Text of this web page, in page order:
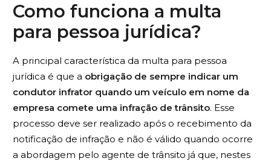
Como funciona a multa
para pessoa jurídica?
A principal característica da multa para pessoa
jurídica é que a obrigação de sempre indicar um
condutor infrator quando um veículo em nome da
empresa comete uma infração de trânsito. Esse
processo deve ser realizado após o recebimento da
notificação de infração e não é válido quando ocorre
a abordagem pelo agente de trânsito já que, nestes